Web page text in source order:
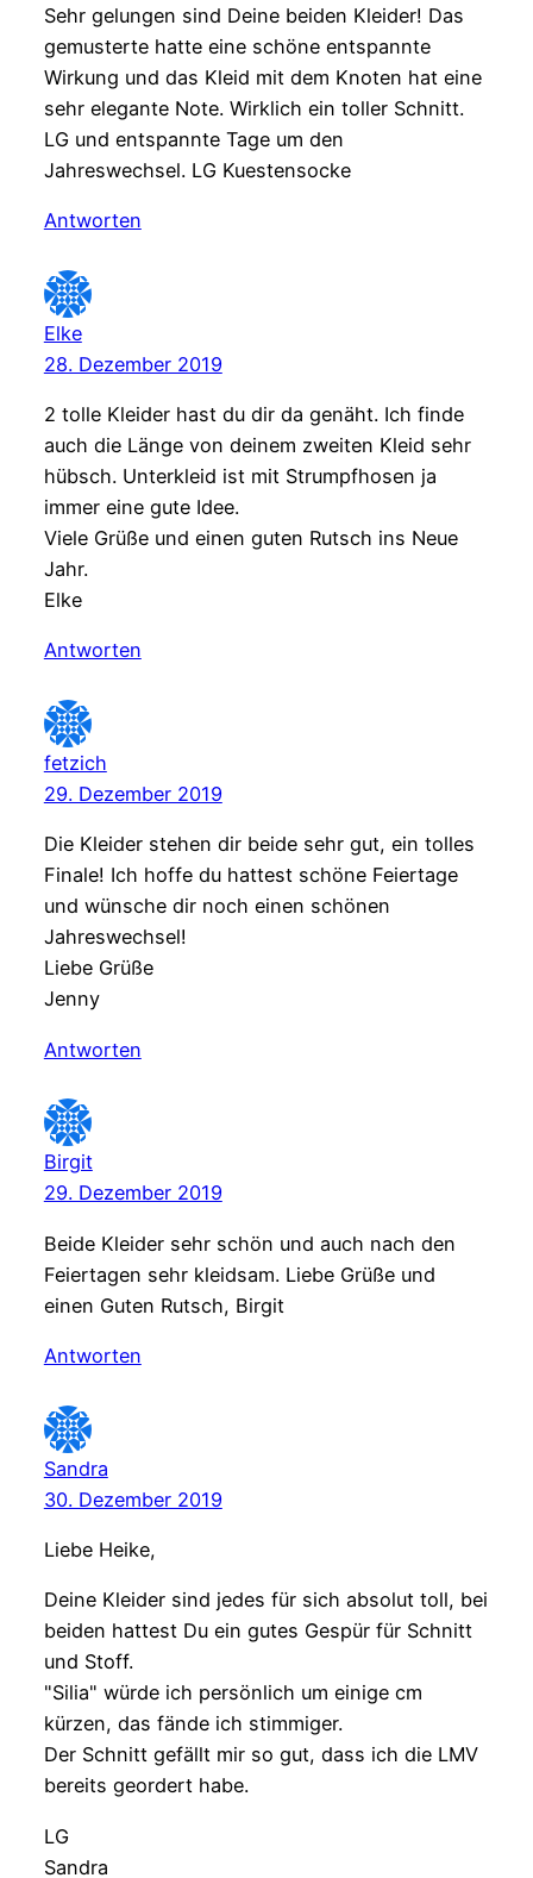
Sehr gelungen sind Deine beiden Kleider! Das
gemusterte hatte eine schöne entspannte
Wirkung und das Kleid mit dem Knoten hat eine
sehr elegante Note. Wirklich ein toller Schnitt.
LG und entspannte Tage um den
Jahreswechsel. LG Kuestensocke
Antworten
Elke
28. Dezember 2019
2 tolle Kleider hast du dir da genäht. Ich finde
auch die Länge von deinem zweiten Kleid sehr
hübsch. Unterkleid ist mit Strumpfhosen ja
immer eine gute Idee.
Viele Grüße und einen guten Rutsch ins Neue
Jahr.
Elke
Antworten
fetzich
29. Dezember 2019
Die Kleider stehen dir beide sehr gut, ein tolles
Finale! Ich hoffe du hattest schöne Feiertage
und wünsche dir noch einen schönen
Jahreswechsel!
Liebe Grüße
Jenny
Antworten
Birgit
29. Dezember 2019
Beide Kleider sehr schön und auch nach den
Feiertagen sehr kleidsam. Liebe Grüße und
einen Guten Rutsch, Birgit
Antworten
Sandra
30. Dezember 2019
Liebe Heike,
Deine Kleider sind jedes für sich absolut toll, bei
beiden hattest Du ein gutes Gespür für Schnitt
und Stoff.
"Silia" würde ich persönlich um einige cm
kürzen, das fände ich stimmiger.
Der Schnitt gefällt mir so gut, dass ich die LMV
bereits geordert habe.
LG
Sandra